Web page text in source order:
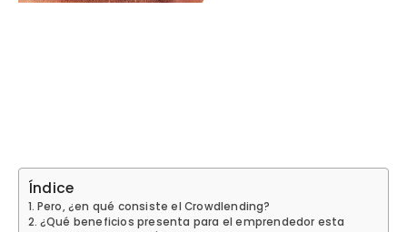
Índice
Pero, ¿en qué consiste el Crowdlending?
¿Qué beneficios presenta para el emprendedor esta